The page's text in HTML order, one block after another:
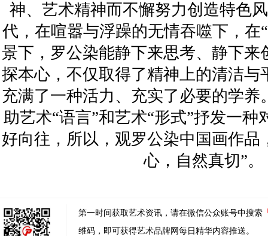
神、艺术精神而不懈努力创造特色
代，在喧嚣与浮躁的无情吞噬下，在
景下，罗公染能静下来思考、静下来
探本心，不仅取得了精神上的清洁与
充满了一种活力、充实了必要的学养
助艺术“语言”和艺术“形式”抒发一种
好向往，所以，观罗公染中国画作品
心，自然真切”。
第一时间获取艺术资讯，请在微信公众账号中搜索
维码，即可获得艺术品牌网每日精华内容推送。